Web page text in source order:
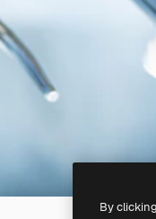
By